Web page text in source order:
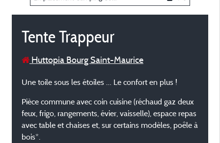
Tente Trappeur
Huttopia Bourg Saint-Maurice
Une toile sous les étoiles … Le confort en plus !
Pièce commune avec coin cuisine (réchaud gaz deux
feux, frigo, rangements, évier, vaisselle), espace repas
avec table et chaises et, sur certains modèles, poêle à
bois*.